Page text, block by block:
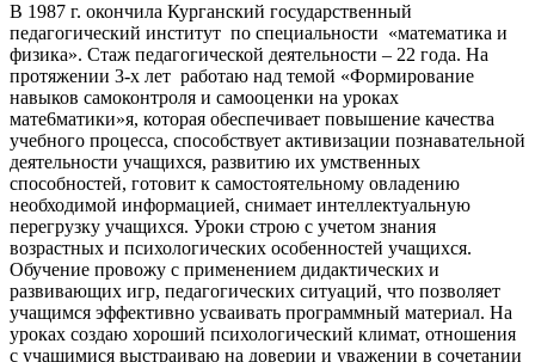
В 1987 г. окончила Курганский государственный
педагогический институт по специальности «математика и
физика». Стаж педагогической деятельности – 22 года. На
протяжении 3-х лет работаю над темой «Формирование
навыков самоконтроля и самооценки на уроках
мате6матики»я, которая обеспечивает повышение качества
учебного процесса, способствует активизации познавательной
деятельности учащихся, развитию их умственных
способностей, готовит к самостоятельному овладению
необходимой информацией, снимает интеллектуальную
перегрузку учащихся. Уроки строю с учетом знания
возрастных и психологических особенностей учащихся.
Обучение провожу с применением дидактических и
развивающих игр, педагогических ситуаций, что позволяет
учащимся эффективно усваивать программный материал. На
уроках создаю хороший психологический климат, отношения
с учащимися выстраиваю на доверии и уважении в сочетании